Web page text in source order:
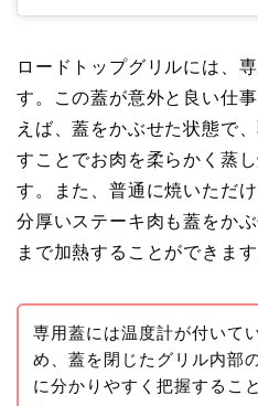
ロードトップグリルには、
す。この蓋が意外と良い仕
えば、蓋をかぶせた状態で
すことでお肉を柔らかく蒸
す。また、普通に焼いただ
分厚いステーキ肉も蓋をか
まで加熱することができます
専用蓋には温度計が付いて
め、蓋を閉じたグリル内部
に分かりやすく把握するこ